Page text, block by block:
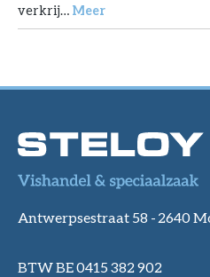
verkrij… Meer
Antwerpsestraat 58 - 2640
BTW BE 0415 382 902